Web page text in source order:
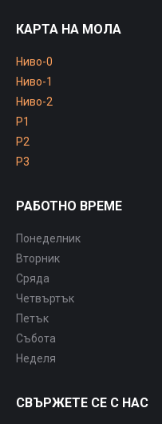
КАРТА НА МОЛА
Ниво-0
Ниво-1
Ниво-2
P1
P2
P3
РАБОТНО ВРЕМЕ
Понеделник
Вторник
Сряда
Четвъртък
Петък
Събота
Неделя
СВЪРЖЕТЕ СЕ С НАС